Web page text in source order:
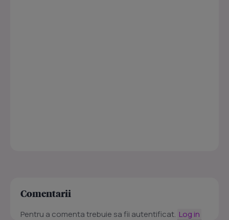
Comentarii
Pentru a comenta trebuie sa fii autentificat. Log in